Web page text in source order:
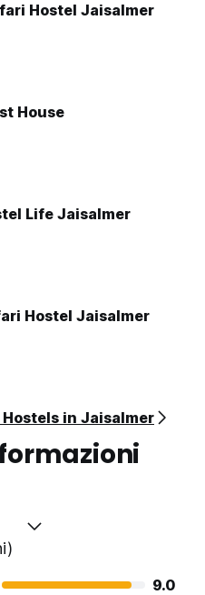
Hostel Jaisalmer
House
Life Jaisalmer
Hostel Jaisalmer
in Jaisalmer
9.0